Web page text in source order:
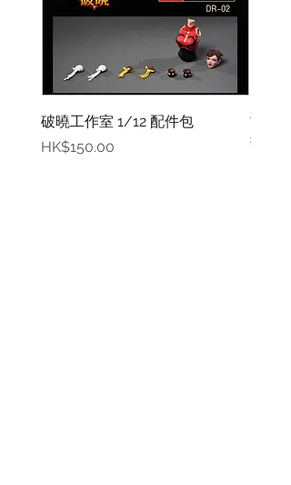
破曉工作室 1/12 配件包
價格
HK$150.00
玄繭
華/影